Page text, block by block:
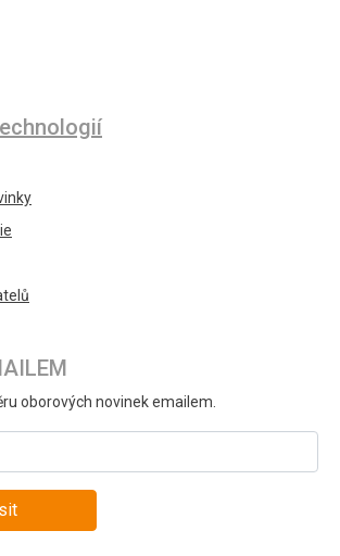
oborových novinek emailem.